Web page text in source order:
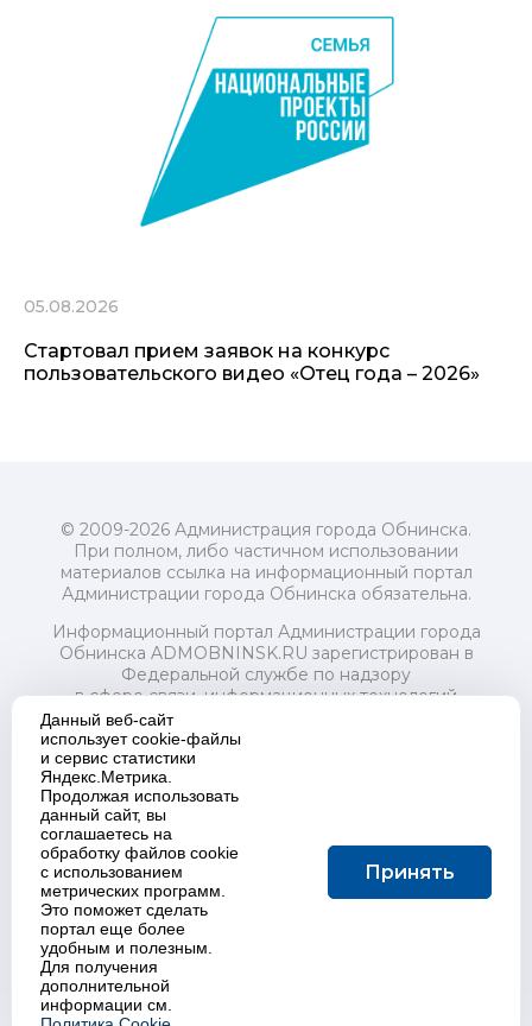
05.08.2026
Стартовал прием заявок на конкурс
пользовательского видео «Отец года – 2026»
© 2009-2026 Администрация города Обнинска.
При полном, либо частичном использовании
материалов ссылка на информационный портал
Администрации города Обнинска обязательна.
Информационный портал Администрации города
Обнинска ADMOBNINSK.RU зарегистрирован в
Федеральной службе по надзору
в сфере связи, информационных технологий
и массовых коммуникаций (Роскомнадзор) 24 июля
2018 года.
Свидетельство о регистрации Эл № ФС77-73321
Учредитель: Администрация (исполнительно-
распорядительный орган) городского округа "Город
Обнинск". Главный редактор: Байкова Е.А.
Адрес электронной почты Редакции:
redactor@admobninsk.ru
Телефон Редакции: +7 (484) 395-85-85
Настоящий ресурс содержит материалы 18+
Политика в отношении обработки персональных
Данный веб-сайт
использует cookie-файлы
и сервис статистики
Яндекс.Метрика.
Продолжая использовать
данный сайт, вы
соглашаетесь на
обработку файлов cookie
с использованием
метрических программ.
Это поможет сделать
портал еще более
удобным и полезным.
Для получения
дополнительной
информации см.
Принять